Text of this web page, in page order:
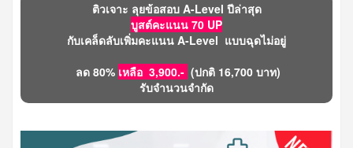
ติวเจาะ ลุยข้อสอบ A-Level ปีล่าสุด
บูสต์คะแนน 70 UP
กับเคล็ดลับเพิ่มคะแนน A-Level แบบฉุดไม่อยู่
ลด 80% เหลือ 3,900.- (ปกติ 16,700 บาท)
รับจำนวนจำกัด